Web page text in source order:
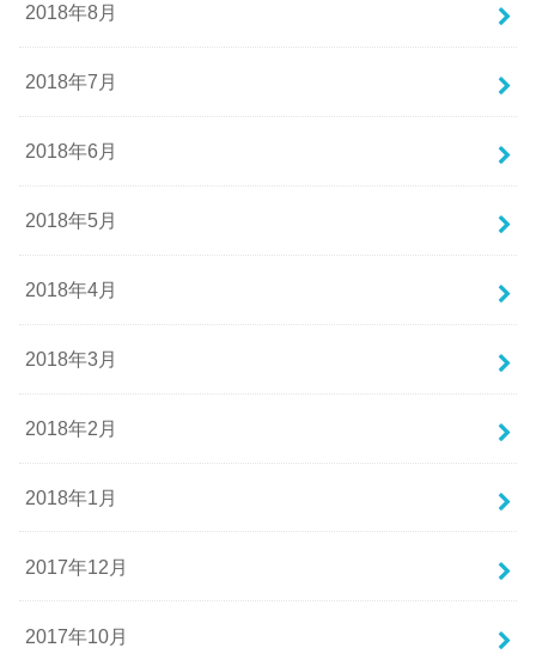
2018年8月
2018年7月
2018年6月
2018年5月
2018年4月
2018年3月
2018年2月
2018年1月
2017年12月
2017年10月